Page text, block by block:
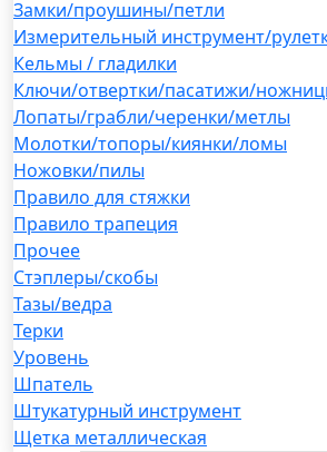
Замки/проушины/петли
Измерительный инструмент/
Кельмы / гладилки
Ключи/отвертки/пасатижи/
Лопаты/грабли/черенки/метлы
Молотки/топоры/киянки/ломы
Ножовки/пилы
Правило для стяжки
Правило трапеция
Прочее
Стэплеры/скобы
Тазы/ведра
Терки
Уровень
Шпатель
Штукатурный инструмент
Щетка металлическая